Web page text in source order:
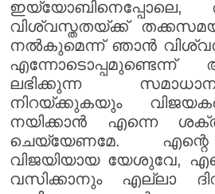
വിശ്വസ്തതയ്ക്ക്
നൽകുമെന്ന് ഞാൻ
എന്നോടൊപ്പമുണ്ടെന്ന്
ലഭിക്കുന്ന
നിറയ്ക്കുകയും
നയിക്കാൻ എന്നെ
ചെയ്യേണമേ.
വിജയിയായ യേശുവേ,
വസിക്കാനും എല്ലാ